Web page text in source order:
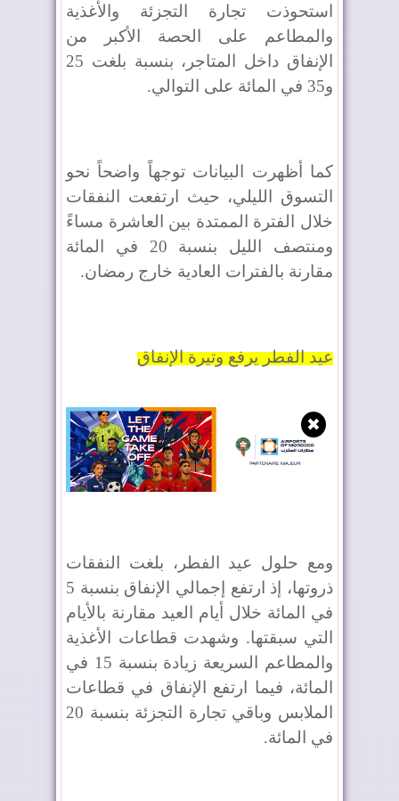
استحوذت تجارة التجزئة والأغذية
والمطاعم على الحصة الأكبر من
الإنفاق داخل المتاجر، بنسبة بلغت 25
و35 في المائة على التوالي.
كما أظهرت البيانات توجهاً واضحاً نحو
التسوق الليلي، حيث ارتفعت النفقات
خلال الفترة الممتدة بين العاشرة مساءً
ومنتصف الليل بنسبة 20 في المائة
مقارنة بالفترات العادية خارج رمضان.
عيد الفطر يرفع وتيرة الإنفاق
✖
ومع حلول عيد الفطر، بلغت النفقات
ذروتها، إذ ارتفع إجمالي الإنفاق بنسبة 5
في المائة خلال أيام العيد مقارنة بالأيام
التي سبقتها. وشهدت قطاعات الأغذية
والمطاعم السريعة زيادة بنسبة 15 في
المائة، فيما ارتفع الإنفاق في قطاعات
الملابس وباقي تجارة التجزئة بنسبة 20
في المائة.